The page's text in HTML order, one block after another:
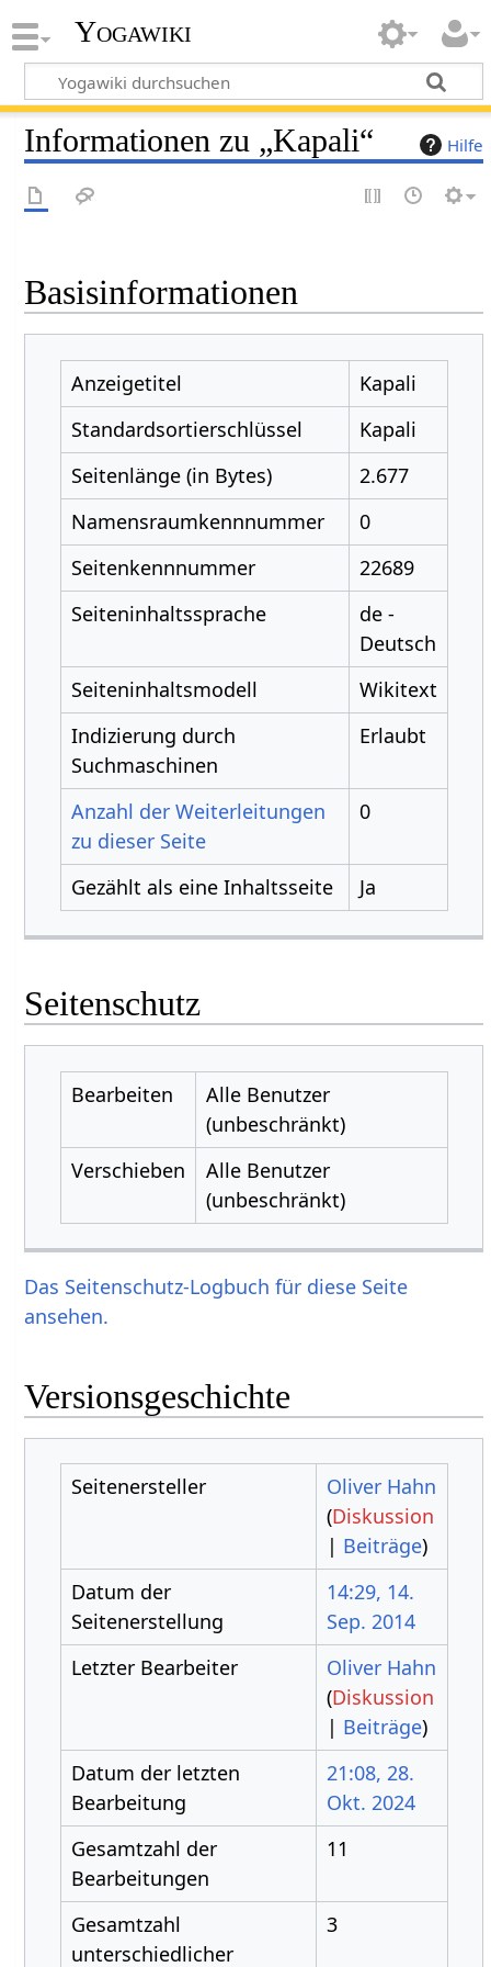
Yogawiki
Hilfe
Informationen zu „Kapali“
Basisinformationen
Anzeigetitel
Kapali
Standardsortierschlüssel
Kapali
Seitenlänge (in Bytes)
2.677
Namensraumkennnummer
0
Seitenkennnummer
22689
Seiteninhaltssprache
de -
Deutsch
Seiteninhaltsmodell
Wikitext
Indizierung durch
Suchmaschinen
Erlaubt
Anzahl der Weiterleitungen
zu dieser Seite
0
Gezählt als eine Inhaltsseite Ja
Seitenschutz
Bearbeiten
Alle Benutzer
(unbeschränkt)
Verschieben
Alle Benutzer
(unbeschränkt)
Das Seitenschutz-Logbuch für diese Seite
ansehen.
Versionsgeschichte
Seitenersteller
Oliver Hahn
(Diskussion
| Beiträge)
Datum der
Seitenerstellung
14:29, 14.
Sep. 2014
Letzter Bearbeiter
Oliver Hahn
(Diskussion
| Beiträge)
Datum der letzten
Bearbeitung
21:08, 28.
Okt. 2024
Gesamtzahl der
Bearbeitungen
11
Gesamtzahl
unterschiedlicher
3